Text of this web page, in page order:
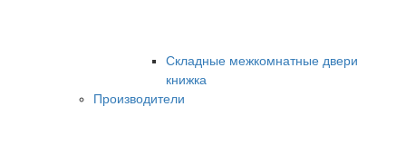
Складные межкомнатные двери
книжка
Производители